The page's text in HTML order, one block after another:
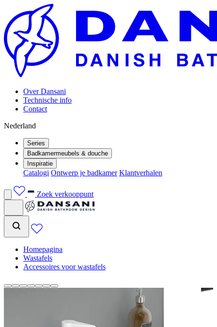
Over Dansani
Technische info
Contact
Nederland
Series
Badkamermeubels & douche
Inspiratie
Catalogi Ontwerp je badkamer Klantverhalen
Zoek verkooppunt
Homepagina
Wastafels
Accessoires voor wastafels